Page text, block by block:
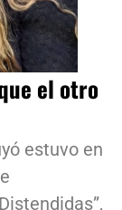
el otro
estuvo en